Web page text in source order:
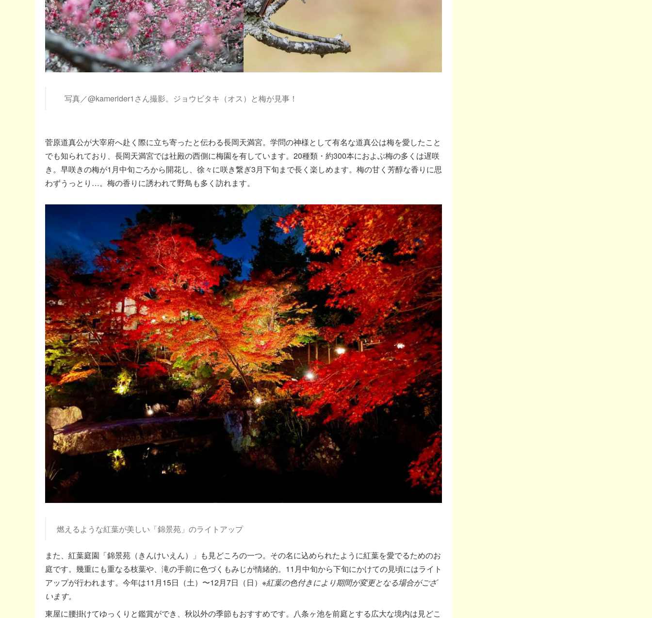
写真／@kamerider1さん撮影。ジョウビタキ（オス）と梅が見事！
菅原道真公が大宰府へ赴く際に立ち寄ったと伝わる長岡天満宮。学問の神様として有名な道真公は梅を愛したこと
でも知られており、長岡天満宮では社殿の西側に梅園を有しています。20種類・約300本におよぶ梅の多くは遅咲
き。早咲きの梅が1月中旬ごろから開花し、徐々に咲き繋ぎ3月下旬まで長く楽しめます。梅の甘く芳醇な香りに思
わずうっとり…。梅の香りに誘われて野鳥も多く訪れます。
燃えるような紅葉が美しい「錦景苑」のライトアップ
また、紅葉庭園「錦景苑（きんけいえん）」も見どころの一つ。その名に込められたように紅葉を愛でるためのお
庭です。幾重にも重なる枝葉や、滝の手前に色づくもみじが情緒的。11月中旬から下旬にかけての見頃にはライト
アップが行われます。今年は11月15日（土）〜12月7日（日） ※紅葉の色付きにより期間が変更となる場合がござ
います。
東屋に腰掛けてゆっくりと鑑賞ができ、秋以外の季節もおすすめです。八条ヶ池を前庭とする広大な境内は見どこ